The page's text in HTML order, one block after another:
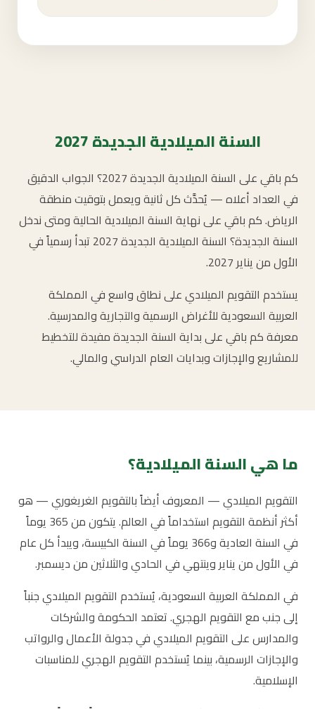
السنة الميلادية الجديدة 2027
كم باقي على السنة الميلادية الجديدة 2027؟ الجواب الدقيق
في العداد أعلاه — يُحدَّث كل ثانية ويعمل بتوقيت منطقة
الرياض. كم باقي على نهاية السنة الميلادية الحالية ومتى ندخل
السنة الجديدة؟ السنة الميلادية الجديدة 2027 تبدأ رسمياً في
الأول من يناير 2027.
يستخدم التقويم الميلادي على نطاق واسع في المملكة
العربية السعودية للأغراض الرسمية والتجارية والمدرسية.
معرفة كم باقي على بداية السنة الجديدة مفيدة للتخطيط
للمشاريع والإجازات وبدايات العام الدراسي والمالي.
ما هي السنة الميلادية؟
التقويم الميلادي — المعروف أيضاً بالتقويم الغريغوري — هو
أكثر أنظمة التقويم استخداماً في العالم. يتكون من 365 يوماً
في السنة العادية و366 يوماً في السنة الكبيسة، ويبدأ كل عام
في الأول من يناير وينتهي في الحادي والثلاثين من ديسمبر.
في المملكة العربية السعودية، يُستخدم التقويم الميلادي جنباً
إلى جنب مع التقويم الهجري. تعتمد الحكومة والشركات
والمدارس على التقويم الميلادي في جدولة الأعمال والرواتب
والإجازات الرسمية، بينما يُستخدم التقويم الهجري للمناسبات
الإسلامية.